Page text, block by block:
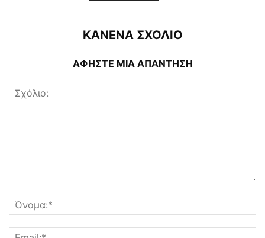
ΚΑΝΕΝΑ ΣΧΟΛΙΟ
ΑΦΗΣΤΕ ΜΙΑ ΑΠΑΝΤΗΣΗ